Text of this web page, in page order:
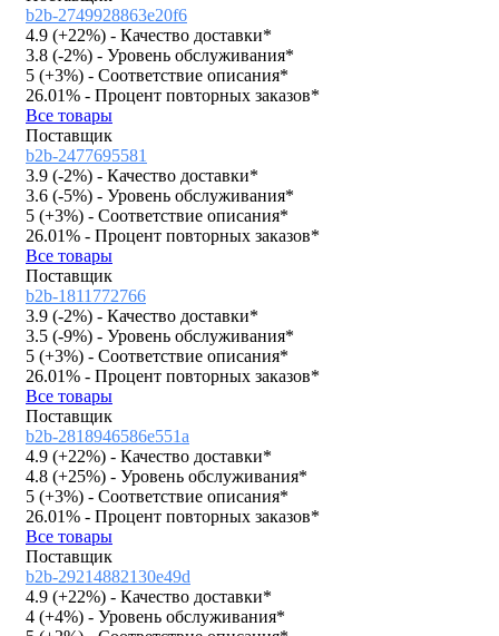
b2b-2749928863e20f6
4.9 (+22%) - Качество доставки*
3.8 (-2%) - Уровень обслуживания*
5 (+3%) - Соответствие описания*
26.01% - Процент повторных заказов*
Все товары
Поставщик
b2b-2477695581
3.9 (-2%) - Качество доставки*
3.6 (-5%) - Уровень обслуживания*
5 (+3%) - Соответствие описания*
26.01% - Процент повторных заказов*
Все товары
Поставщик
b2b-1811772766
3.9 (-2%) - Качество доставки*
3.5 (-9%) - Уровень обслуживания*
5 (+3%) - Соответствие описания*
26.01% - Процент повторных заказов*
Все товары
Поставщик
b2b-2818946586e551a
4.9 (+22%) - Качество доставки*
4.8 (+25%) - Уровень обслуживания*
5 (+3%) - Соответствие описания*
26.01% - Процент повторных заказов*
Все товары
Поставщик
b2b-29214882130e49d
4.9 (+22%) - Качество доставки*
4 (+4%) - Уровень обслуживания*